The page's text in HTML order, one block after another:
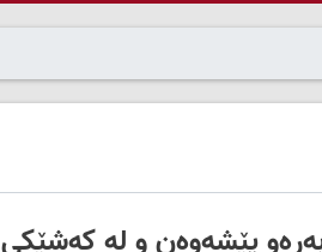
پێشەوەن و لە کەشێکی